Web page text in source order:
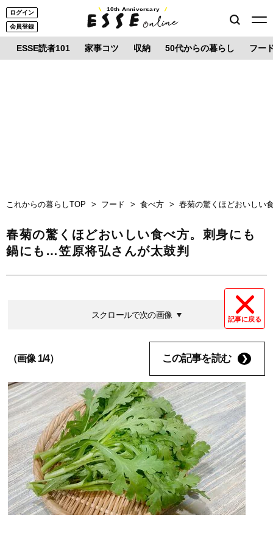
ログイン
会員登録
10th Anniversary
ESSE読者101 家事コツ 収納 50代からの暮らし フー
これからの暮らしTOP フード 食べ方 春菊の驚くほどおいしい
春菊の驚くほどおいしい食べ方。刺身にも
鍋にも…笠原将弘さんが太鼓判
記事に戻る
スクロールで次の画像
（画像 1/4） この記事を読む